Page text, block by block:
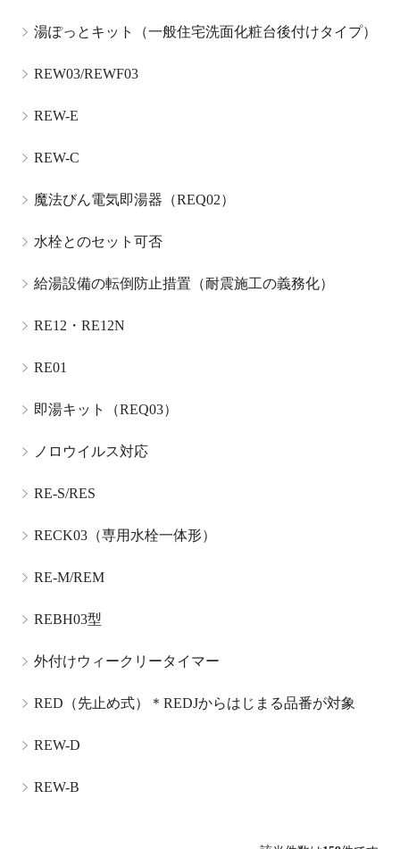
湯ぽっとキット（一般住宅洗面化粧台後付けタイプ）
REW03/REWF03
REW-E
REW-C
魔法びん電気即湯器（REQ02）
水栓とのセット可否
給湯設備の転倒防止措置（耐震施工の義務化）
RE12・RE12N
RE01
即湯キット（REQ03）
ノロウイルス対応
RE-S/RES
RECK03（専用水栓一体形）
RE-M/REM
REBH03型
外付けウィークリータイマー
RED（先止め式）＊REDJからはじまる品番が対象
REW-D
REW-B